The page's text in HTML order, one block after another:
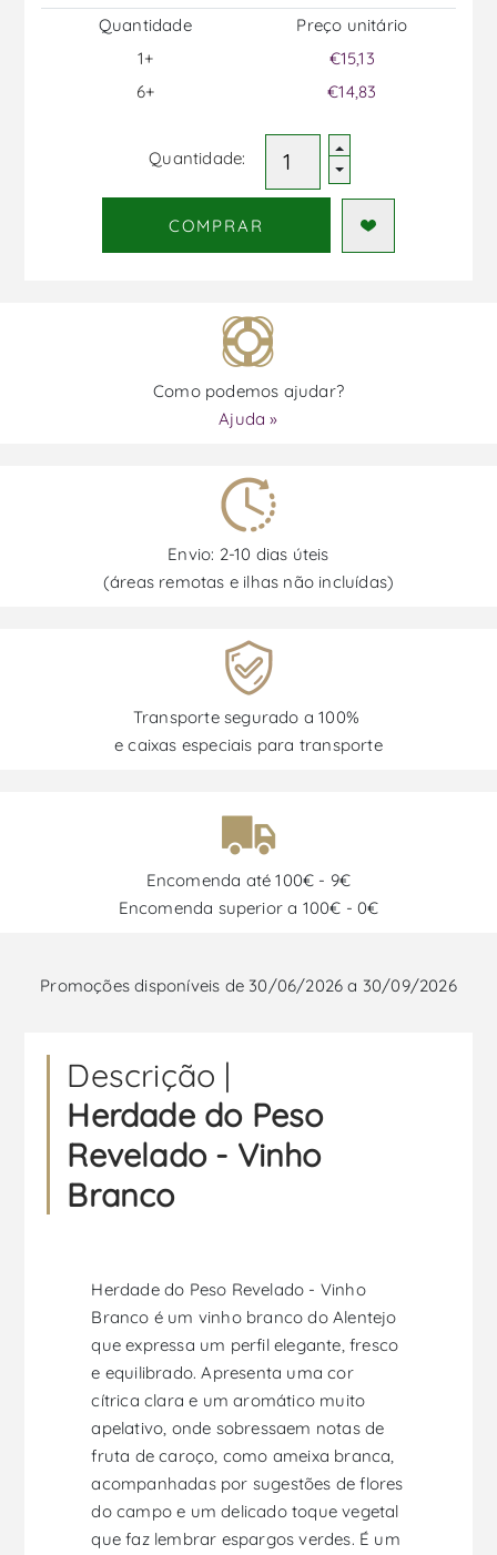
Quantidade
1+
6+
Preço unitário
€15,13
€14,83
Quantidade:
COMPRAR
Como podemos ajudar?
Ajuda »
Envio: 2-10 dias úteis
(áreas remotas e ilhas não incluídas)
Transporte segurado a 100%
e caixas especiais para transporte
Encomenda até 100€ - 9€
Encomenda superior a 100€ - 0€
Promoções disponíveis de 30/06/2026 a 30/09/2026
Descrição |
Herdade do Peso
Revelado - Vinho
Branco
Herdade do Peso Revelado - Vinho
Branco é um vinho branco do Alentejo
que expressa um perfil elegante, fresco
e equilibrado. Apresenta uma cor
cítrica clara e um aromático muito
apelativo, onde sobressaem notas de
fruta de caroço, como ameixa branca,
acompanhadas por sugestões de flores
do campo e um delicado toque vegetal
que faz lembrar espargos verdes. É um